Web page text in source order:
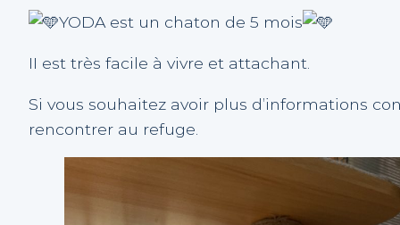
YODA est un chaton de 5 mois
II est très facile à vivre et attachant.
Si vous souhaitez avoir plus d’informations
rencontrer au refuge.